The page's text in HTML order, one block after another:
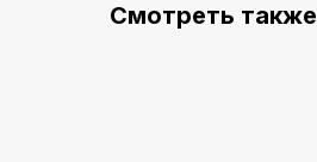
Смотреть также